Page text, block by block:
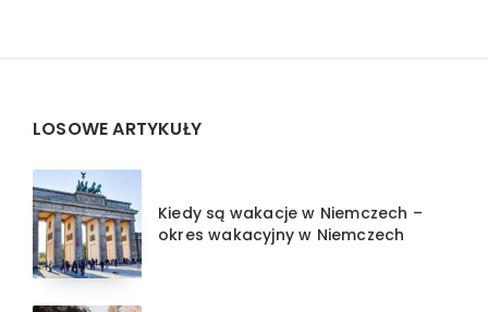
Widgets
LOSOWE ARTYKUŁY
Kiedy są wakacje w Niemczech –
okres wakacyjny w Niemczech